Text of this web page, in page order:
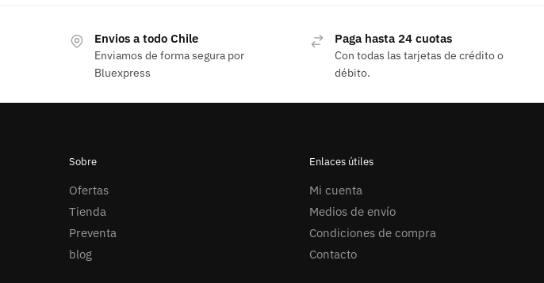
Envios a todo Chile
Enviamos de forma segura por
Bluexpress
Paga hasta 24 cuotas
Con todas las tarjetas de crédito o
débito.
Sobre
Ofertas
Tienda
Preventa
blog
Enlaces útiles
Mi cuenta
Medios de envío
Condiciones de compra
Contacto